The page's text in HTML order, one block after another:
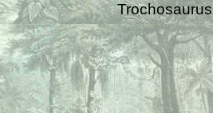
Trochosaurus